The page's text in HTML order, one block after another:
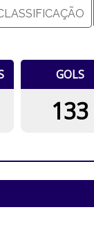
GOLS
133